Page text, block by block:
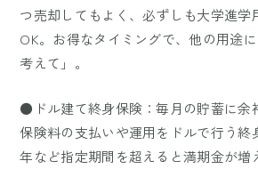
つ売却してもよく、必ずしも大学進学
OK。お得なタイミングで、他の用途
考えて」。
●ドル建て終身保険：毎月の貯蓄に余
保険料の支払いや運用をドルで行う終
年など指定期間を超えると満期金が増